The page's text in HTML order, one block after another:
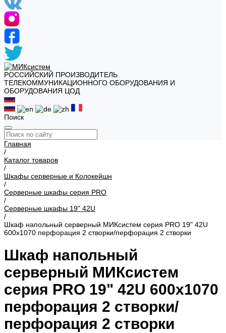
РОССИЙСКИЙ ПРОИЗВОДИТЕЛЬ
ТЕЛЕКОММУНИКАЦИОННОГО ОБОРУДОВАНИЯ И
ОБОРУДОВАНИЯ ЦОД
Поиск
Главная
/
Каталог товаров
/
Шкафы серверные и Колокейшн
/
Серверные шкафы серия PRO
/
Серверные шкафы 19" 42U
/
Шкаф напольный серверный МИКсистем серия PRO 19" 42U
600x1070 перфорация 2 створки/перфорация 2 створки
Шкаф напольный
серверный МИКсистем
серия PRO 19" 42U 600x1070
перфорация 2 створки/
перфорация 2 створки